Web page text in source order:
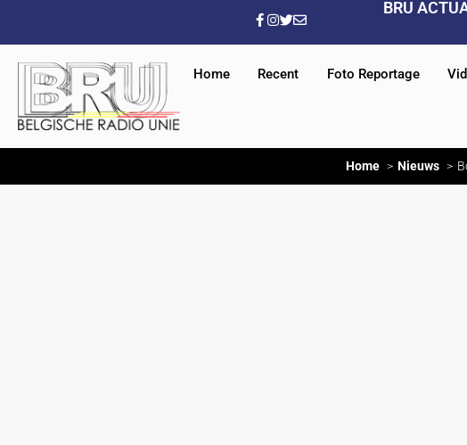
BRU
Home Recent Foto Reportage
Home Nieuws